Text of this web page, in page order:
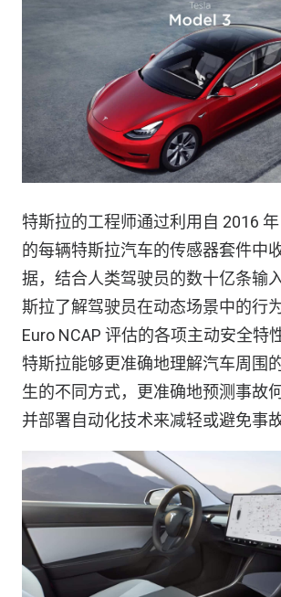
特斯拉的工程师通过利用自 2016
的每辆特斯拉汽车的传感器套件中
据，结合人类驾驶员的数十亿条输
斯拉了解驾驶员在动态场景中的行
Euro NCAP 评估的各项主动安全特
特斯拉能够更准确地理解汽车周围
生的不同方式，更准确地预测事故
并部署自动化技术来减轻或避免事故